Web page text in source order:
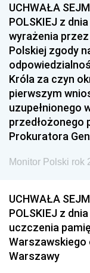
UCHWAŁA
POLSKIEJ z
wyrażenia
Polskiej zgody
Króla za czyn
pierwszym
uzupełnionego
przedłożonego
Prokuratora
Monitor Polski rok
UCHWAŁA
POLSKIEJ z
uczczenia
Warszawy